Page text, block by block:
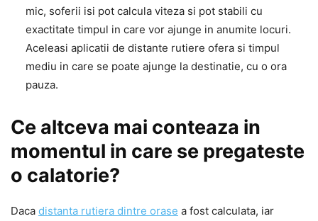
mic, soferii isi pot calcula viteza si pot stabili cu
exactitate timpul in care vor ajunge in anumite locuri.
Aceleasi aplicatii de distante rutiere ofera si timpul
mediu in care se poate ajunge la destinatie, cu o ora
pauza.
Ce altceva mai conteaza in
momentul in care se pregateste
o calatorie?
Daca distanta rutiera dintre orase a fost calculata, iar